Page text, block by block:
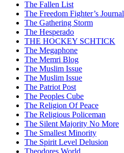
The Fallen List
The Freedom Fighter’s Journal
The Gathering Storm
The Hesperado
THE HOCKEY SCHTICK
The Megaphone
The Memri Blog
The Muslim Issue
The Muslim Issue
The Patriot Post
The Peoples Cube
The Religion Of Peace
The Religious Policeman
The Silent Majority No More
The Smallest Minority
The Spirit Level Delusion